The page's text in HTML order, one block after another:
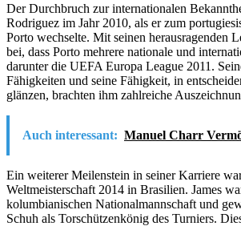
Der Durchbruch zur internationalen
Rodriguez im Jahr 2010, als er zum
Porto wechselte. Mit seinen herausragenden
bei, dass Porto mehrere nationale und
darunter die UEFA Europa League 2011.
Fähigkeiten und seine Fähigkeit, in
glänzen, brachten ihm zahlreiche
Auch interessant: Manuel Charr
Ein weiterer Meilenstein in seiner Karriere
Weltmeisterschaft 2014 in Brasilien. James
kolumbianischen Nationalmannschaft und
Schuh als Torschützenkönig des Turniers.